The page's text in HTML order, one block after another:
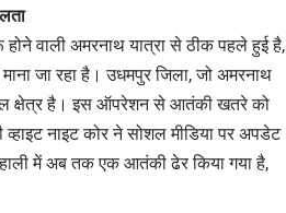
वाली अमरनाथ यात्रा से ठीक पहले हुई है,
जा रहा है। उधमपुर जिला, जो अमरनाथ
क्षेत्र है। इस ऑपरेशन से आतंकी खतरे को
नाइट कोर ने सोशल मीडिया पर अपडेट
में अब तक एक आतंकी ढेर किया गया है,